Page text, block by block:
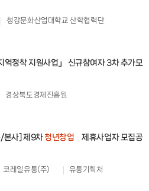
청강문화산업대학교 산학협력단
역정착 지원사업」 신규참여자 3차 추가모
경상북도경제진흥원
/본사] 제9차청년창업
제휴사업자 모집공
코레일유통(주) 유통기획처